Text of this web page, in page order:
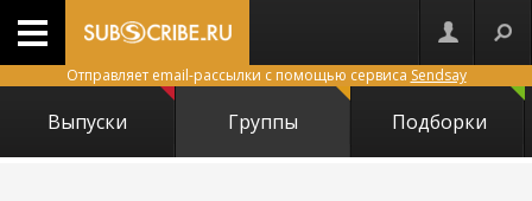
Отправляет email-рассылки с помощью сервиса Sendsay
Выпуски Группы Подборки